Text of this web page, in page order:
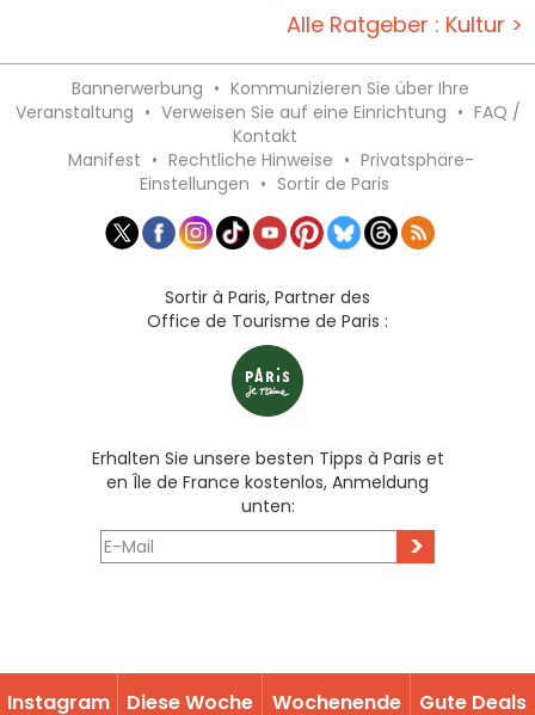
Alle Ratgeber : Kultur >
Bannerwerbung • Kommunizieren Sie über Ihre
Veranstaltung • Verweisen Sie auf eine Einrichtung • FAQ /
Kontakt
Manifest • Rechtliche Hinweise • Privatsphäre-
Einstellungen • Sortir de Paris
Sortir à Paris, Partner des
Office de Tourisme de Paris :
Erhalten Sie unsere besten Tipps à Paris et
en Île de France kostenlos, Anmeldung
unten:
>
Instagram Diese Woche Wochenende Gute Deals